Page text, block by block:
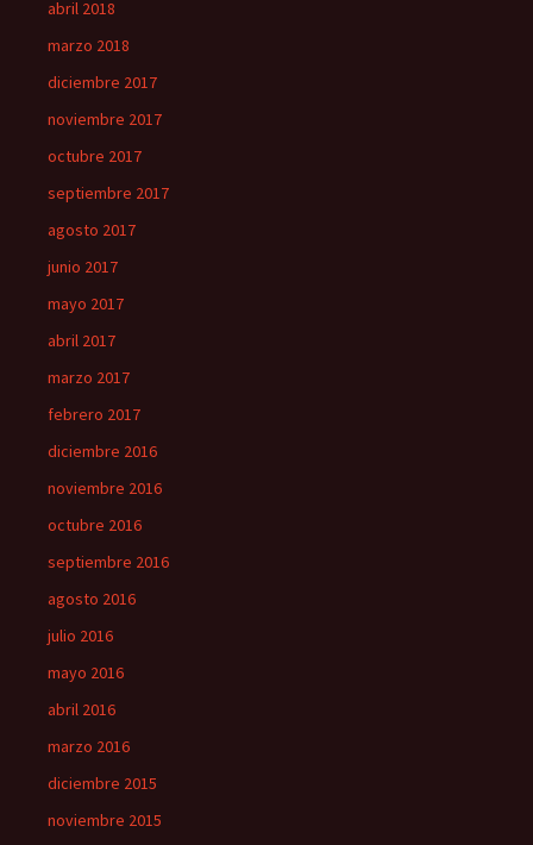
abril 2018
marzo 2018
diciembre 2017
noviembre 2017
octubre 2017
septiembre 2017
agosto 2017
junio 2017
mayo 2017
abril 2017
marzo 2017
febrero 2017
diciembre 2016
noviembre 2016
octubre 2016
septiembre 2016
agosto 2016
julio 2016
mayo 2016
abril 2016
marzo 2016
diciembre 2015
noviembre 2015